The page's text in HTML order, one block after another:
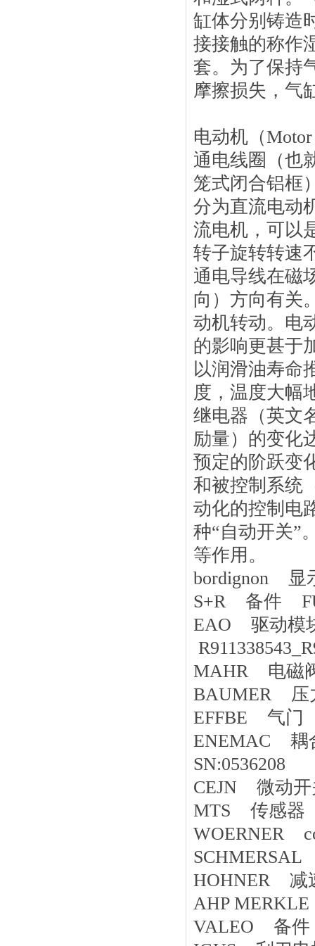
缸体分别铸造
接接触的称作
套。为了保持
摩擦损失，气
电动机（
通电线圈（也
笼式闭合铝框
分为直流电动
流电机，可以
转子旋转转速
通电导线在磁
向）方向有关
动机转动。电
的影响更甚于
以润滑油寿命
度，温度大幅
继电器（英文
励量）的变化
预定的阶跃变
和被控制系统
动化的控制电
种“自动开关”
等作用。
bordignon 显
S+R 备件
EAO 驱动模
MAHR 电磁
BAUMER 压
EFFBE 气门
ENEMAC 耦
SN:0536208
CEJN 微动开
MTS 传感器
WOERNER
HOHNER 减
AHP
VALEO 备